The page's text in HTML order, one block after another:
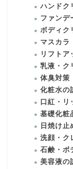
ハンドク
ファンデ
ボディク
マスカラ
リフトア
乳液・ク
体臭対策
化粧水の
口紅・リ
基礎化粧
日焼け止
洗顔・ク
石鹸・ボ
美容液の